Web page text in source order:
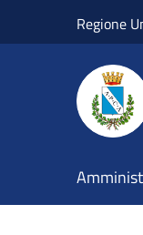
Regione